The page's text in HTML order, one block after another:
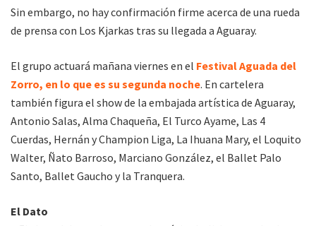
Sin embargo, no hay confirmación firme acerca de una rueda
de prensa con Los Kjarkas tras su llegada a Aguaray.
El grupo actuará mañana viernes en el Festival Aguada del
Zorro, en lo que es su segunda noche. En cartelera
también figura el show de la embajada artística de Aguaray,
Antonio Salas, Alma Chaqueña, El Turco Ayame, Las 4
Cuerdas, Hernán y Champion Liga, La Ihuana Mary, el Loquito
Walter, Ñato Barroso, Marciano González, el Ballet Palo
Santo, Ballet Gaucho y la Tranquera.
El Dato